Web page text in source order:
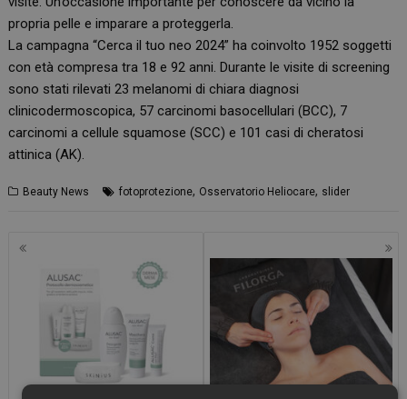
propria pelle e imparare a proteggerla.
La campagna “Cerca il tuo neo 2024” ha coinvolto 1952 soggetti
con età compresa tra 18 e 92 anni. Durante le visite di screening
sono stati rilevati 23 melanomi di chiara diagnosi
clinicodermoscopica, 57 carcinomi basocellulari (BCC), 7
carcinomi a cellule squamose (SCC) e 101 casi di cheratosi
attinica (AK).
Beauty News fotoprotezione, Osservatorio Heliocare, slider
Navigazione